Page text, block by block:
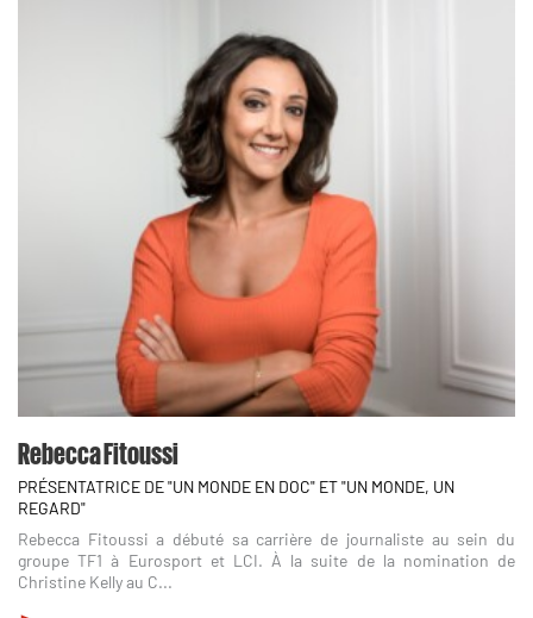
Rebecca Fitoussi
PRÉSENTATRICE DE "UN MONDE EN DOC" ET "UN MONDE, UN
REGARD"
Rebecca Fitoussi a débuté sa carrière de journaliste au sein du
groupe TF1 à Eurosport et LCI. À la suite de la nomination de
Christine Kelly au C...